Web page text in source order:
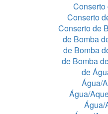
Conserto
Conserto de
de Bomba
de Bomba
de Bomba
de
Água/
Água/
Água/